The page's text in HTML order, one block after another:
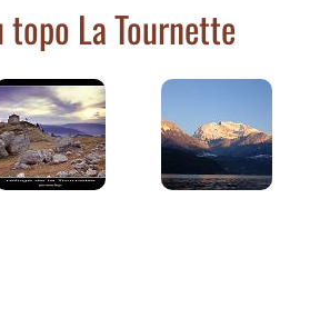
topo La Tournette